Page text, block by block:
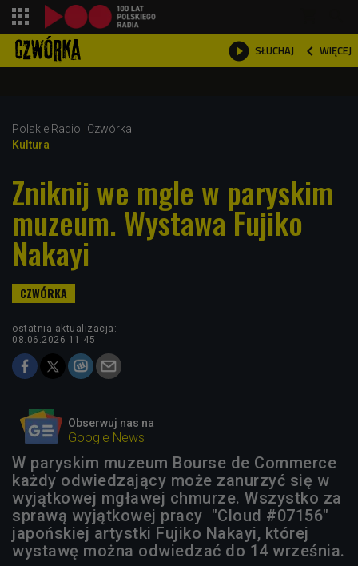
 SŁUCHAJ  WIĘCEJ

Polskie Radio
Czwórka
Kultura
Zniknij we mgle w paryskim
muzeum. Wystawa Fujiko
Nakayi
ostatnia aktualizacja:
08.06.2026 11:45
Obserwuj nas na
Google News
W paryskim muzeum Bourse de Commerce
każdy odwiedzający może zanurzyć się w
wyjątkowej mgławej chmurze. Wszystko za
sprawą wyjątkowej pracy "Cloud #07156"
japońskiej artystki Fujiko Nakayi, której
wystawę można odwiedzać do 14 września.